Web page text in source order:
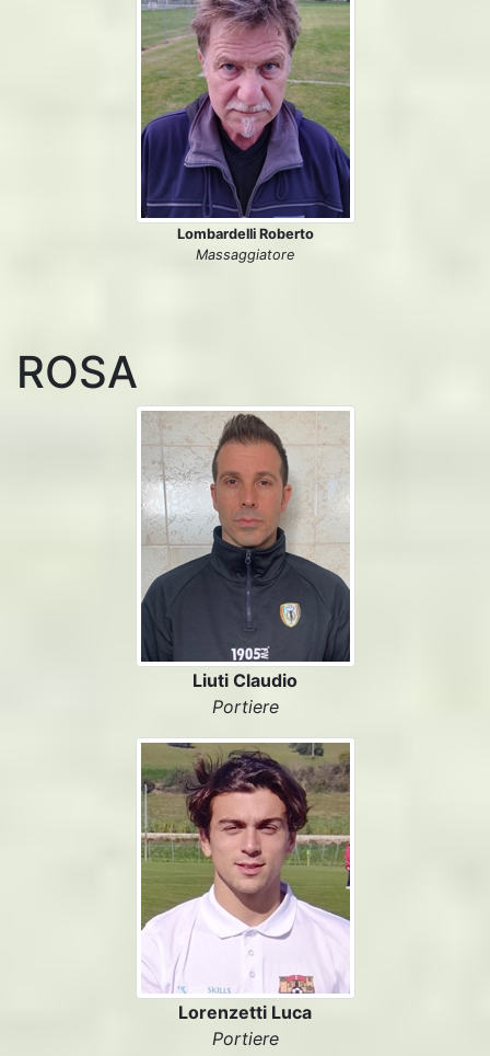
Lombardelli Roberto
Massaggiatore
ROSA
Liuti Claudio
Portiere
Lorenzetti Luca
Portiere